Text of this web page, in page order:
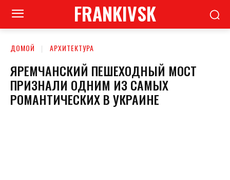
FRANKIVSK
ДОМОЙ АРХИТЕКТУРА
ЯРЕМЧАНСКИЙ ПЕШЕХОДНЫЙ МОСТ
ПРИЗНАЛИ ОДНИМ ИЗ САМЫХ
РОМАНТИЧЕСКИХ В УКРАИНЕ